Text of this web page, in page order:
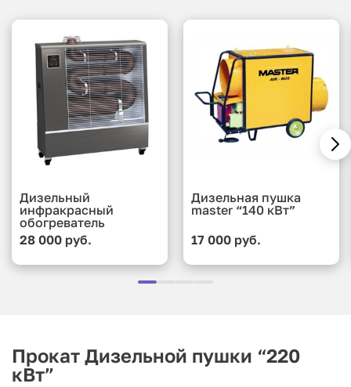
Дизельный
инфракрасный
обогреватель
28 000 руб.
Дизельная пушка
master “140 кВт”
17 000 руб.
Прокат Дизельной пушки “220
кВт”